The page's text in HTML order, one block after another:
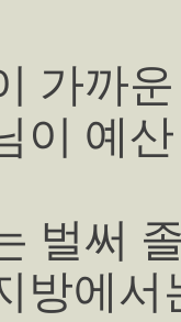
가까
이 예
벌써
방에